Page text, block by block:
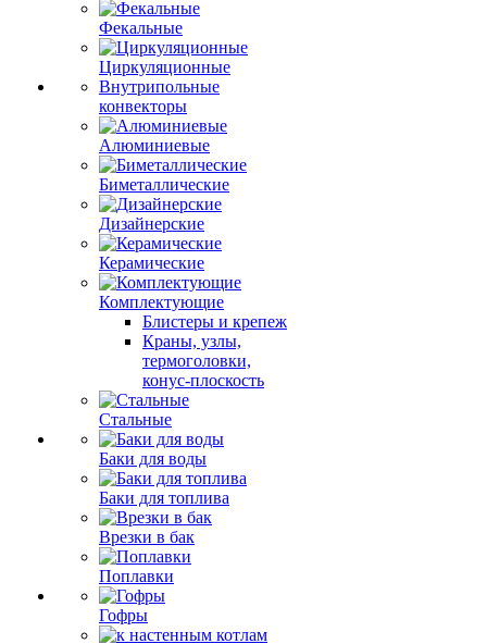
Фекальные
Циркуляционные
Внутрипольные
конвекторы
Алюминиевые
Биметаллические
Дизайнерские
Керамические
Комплектующие
Блистеры и крепеж
Краны, узлы,
термоголовки,
конус-плоскость
Стальные
Баки для воды
Баки для топлива
Врезки в бак
Поплавки
Гофры